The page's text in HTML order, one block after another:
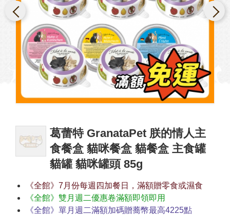
葛蕾特 GranataPet 朕的情人主
食餐盒 貓咪餐盒 貓餐盒 主食罐
貓罐 貓咪罐頭 85g
《全館》7月份每週四加餐日，滿額贈零食或濕食
《全館》雙月週二優惠卷滿額即領即用
《全館》單月週二滿額加碼贈蕎幣最高4225點